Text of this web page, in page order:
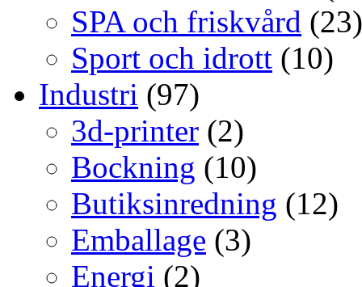
SPA och friskvård (23)
Sport och idrott (10)
Industri (97)
3d-printer (2)
Bockning (10)
Butiksinredning (12)
Emballage (3)
Energi (2)